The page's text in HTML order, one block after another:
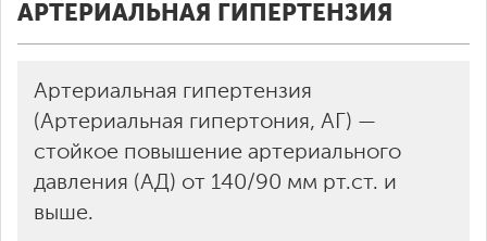
О доступной среде
АРТЕРИАЛЬНАЯ ГИПЕРТЕНЗИЯ
Артериальная гипертензия
(Артериальная гипертония, АГ) —
стойкое повышение артериального
давления (АД) от 140/90 мм рт.ст. и
выше.